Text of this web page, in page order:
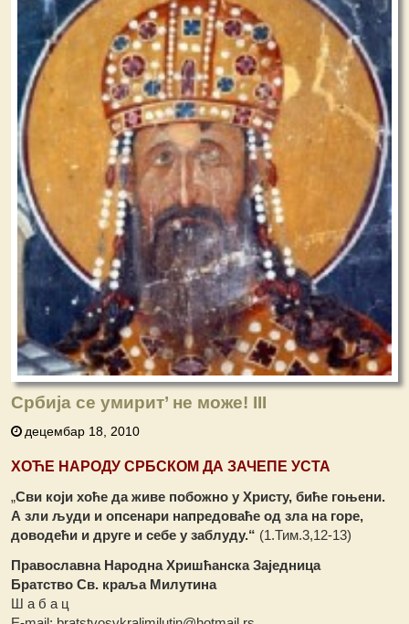
Србија се умирит’ не може! III
децембар 18, 2010
ХОЋЕ НАРОДУ СРБСКОМ ДА ЗАЧЕПЕ УСТА
„Сви који хоће да живе побожно у Христу, биће гоњени.
А зли људи и опсенари напредоваће од зла на горе,
доводећи и друге и себе у заблуду.“ (1.Тим.3,12-13)
Православна Народна Хришћанска Заједница
Братство Св. краља Милутина
Ш а б а ц